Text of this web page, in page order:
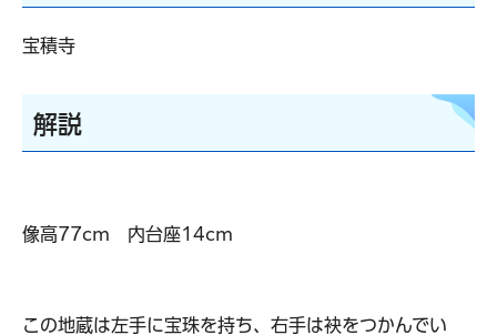
宝積寺
解説
像高77cm 内台座14cm
この地蔵は左手に宝珠を持ち、右手は袂をつかんでい